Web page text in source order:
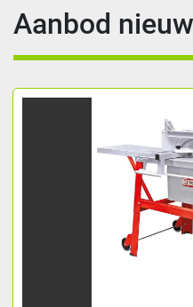
Aanbod nieuw